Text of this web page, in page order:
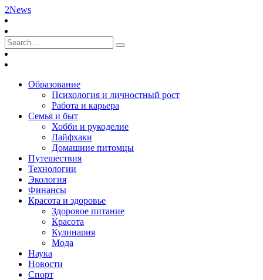
2News
Образование
Психология и личностный рост
Работа и карьера
Семья и быт
Хобби и рукоделие
Лайфхаки
Домашние питомцы
Путешествия
Технологии
Экология
Финансы
Красота и здоровье
Здоровое питание
Красота
Кулинария
Мода
Наука
Новости
Спорт